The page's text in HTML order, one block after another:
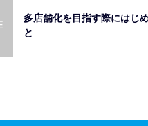
多店舗化を目指す際にはじ
と